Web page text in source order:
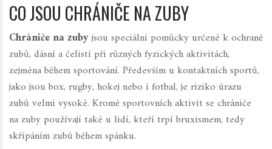
CO JSOU CHRÁNIČE NA ZUBY
Chrániče na zubyjsou speciální pomůcky určené k ochraně
zubů, dásní a čelistí při různých fyzických aktivitách,
zejména během sportování. Především u kontaktních sportů,
jako jsou box, rugby, hokej nebo i fotbal, je riziko úrazu
zubů velmi vysoké. Kromě sportovních aktivit se chrániče
na zuby používají také u lidí, kteří trpí bruxismem, tedy
skřípáním zubů během spánku.